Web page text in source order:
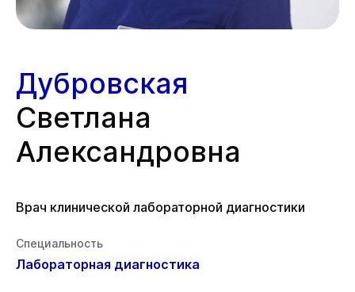
Дубровская
Светлана
Александровна
Врач клинической лабораторной диагностики
Специальность
Лабораторная диагностика